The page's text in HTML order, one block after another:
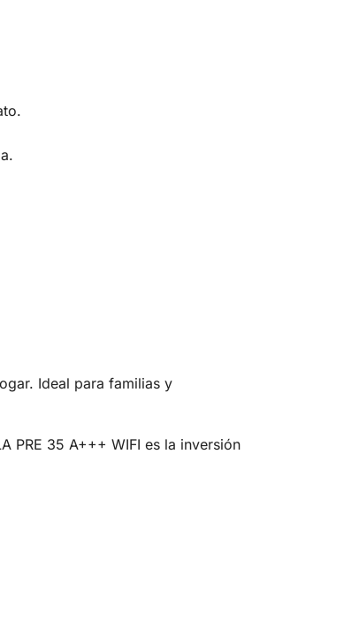
Ideal para familias y
PRE 35 A+++ WIFI es la inversión